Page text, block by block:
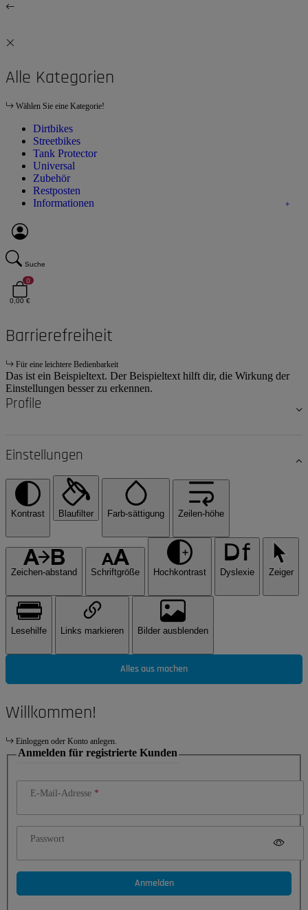
Alle Kategorien
Wählen Sie eine Kategorie!
Dirtbikes
Streetbikes
Tank Protector
Universal
Zubehör
Restposten
Informationen
Suche
0
0,00 €
Barrierefreiheit
Für eine leichtere Bedienbarkeit
Das ist ein Beispieltext. Der Beispieltext hilft dir, die Wirkung der
Einstellungen besser zu erkennen.
Profile
Einstellungen
Kontrast Blaufilter Farb-sättigung Zeilen-höhe
Zeichen-abstand Schriftgröße Hochkontrast Dyslexie Zeiger
Lesehilfe Links markieren Bilder ausblenden
Alles aus machen
Willkommen!
Einloggen oder Konto anlegen.
Anmelden für registrierte Kunden
E-Mail-Adresse
Passwort
Anmelden